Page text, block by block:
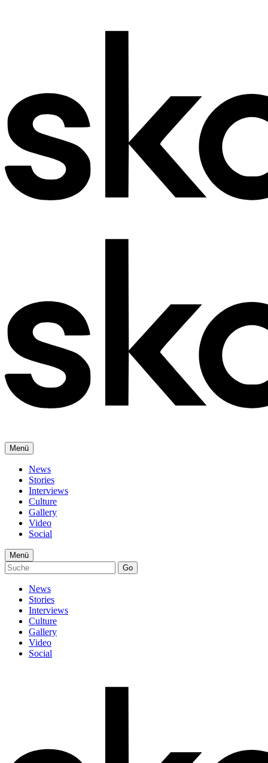
Menü
News
Stories
Interviews
Culture
Gallery
Video
Social
Menü
Go
News
Stories
Interviews
Culture
Gallery
Video
Social